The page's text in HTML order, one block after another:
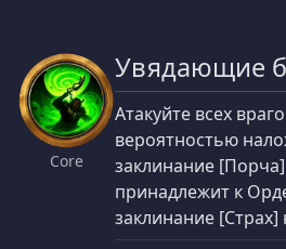
Core
Увядающие
Атакуйте всех
вероятностью
заклинание
принадлежит к
заклинание [Страх]